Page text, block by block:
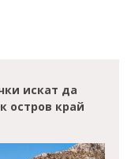
искат да
остров край